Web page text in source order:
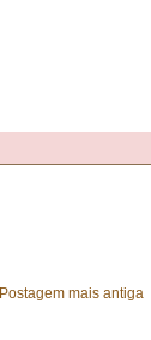
Postagem mais antiga